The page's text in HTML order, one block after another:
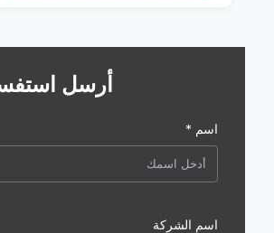
أرسل استفسارًا
اسم *
اسم الشركة